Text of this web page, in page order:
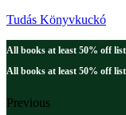
Tudás Könyvkuckó
All books at least 50% off
All books at least 50% off
Previous